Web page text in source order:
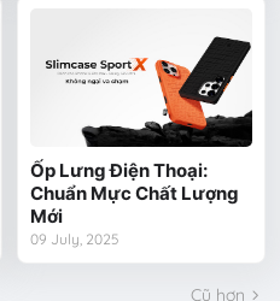
Ốp Lưng Điện Thoại:
Chuẩn Mực Chất Lượng
Mới
09 July, 2025
Cũ hơn